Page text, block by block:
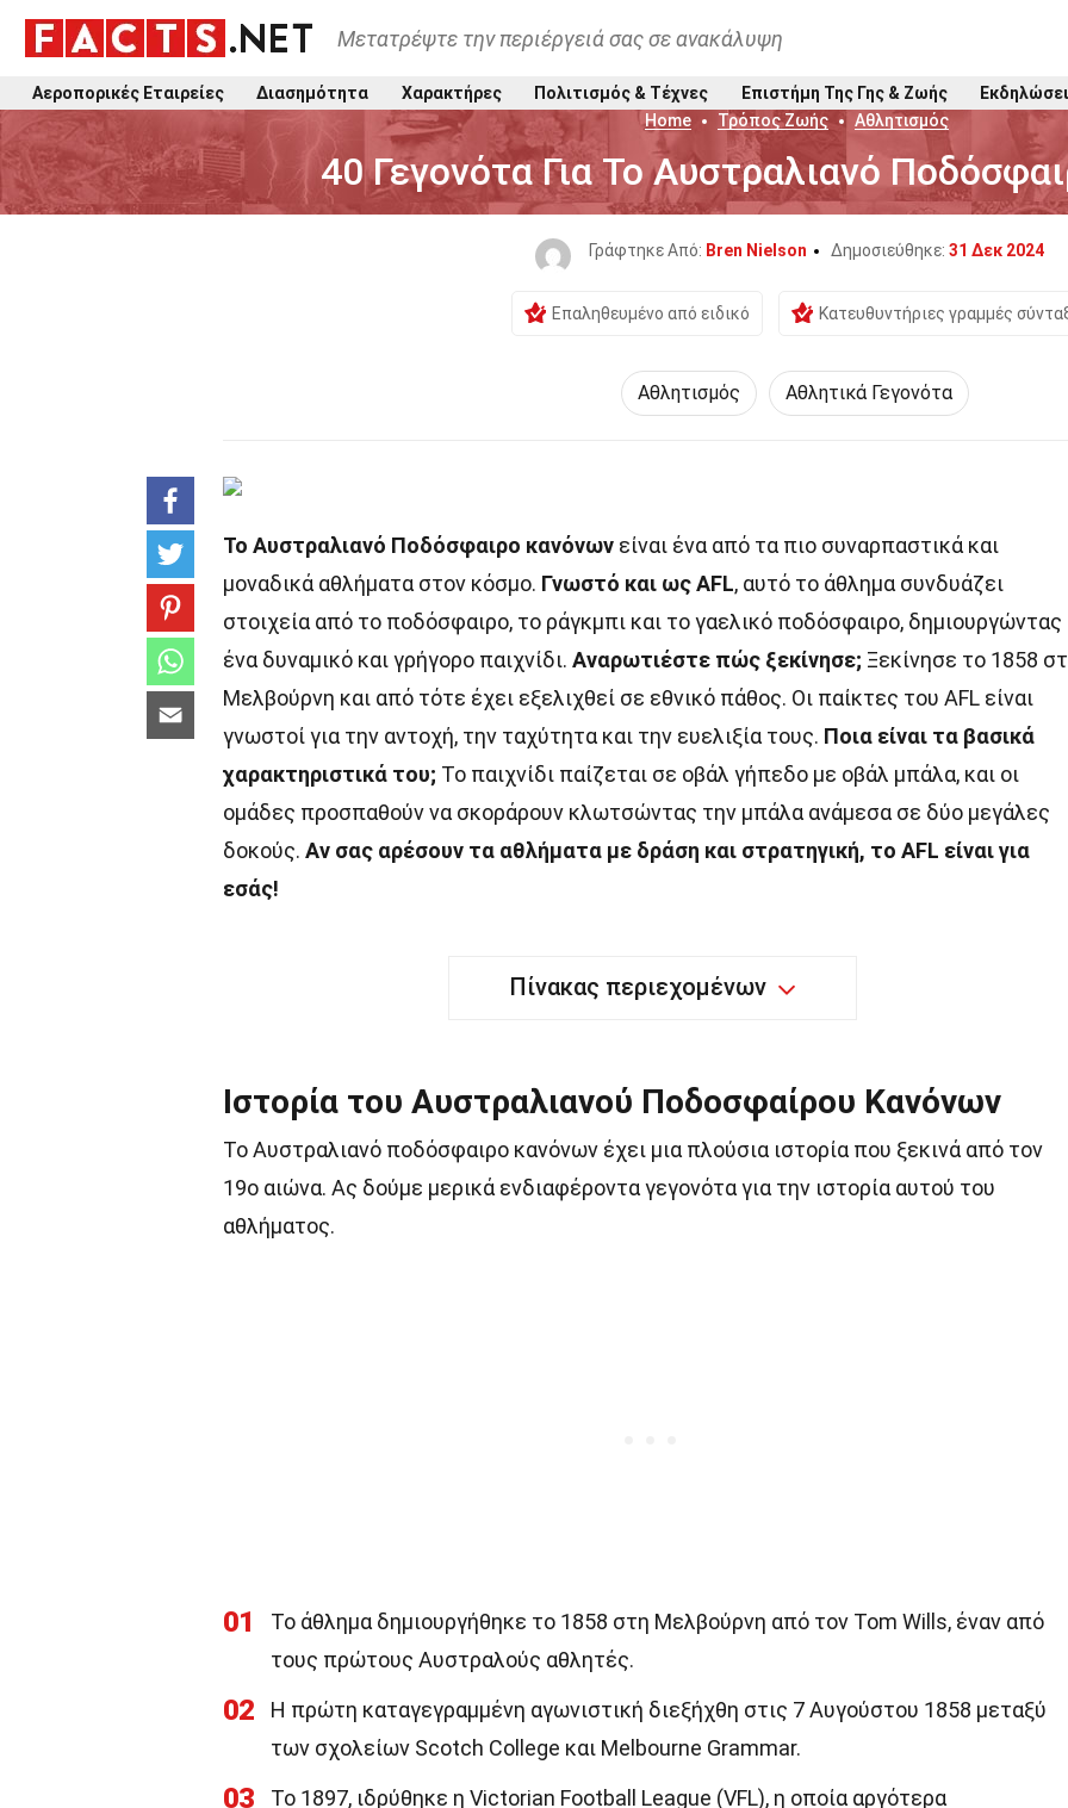
Μετατρέψτε την περιέργειά σας σε ανακάλυψη
Αεροπορικές Εταιρείες Διασημότητα Χαρακτήρες Πολιτισμός & Τέχνες Επιστήμη Της Γης & Ζωής
Home
Τρόπος Ζωής Αθλητισμός
40 Γεγονότα Για Το Αυστραλιανό
Γράφτηκε Από: Bren Nielson Δημοσιεύθηκε: 31 Δεκ 2024
Επαληθευμένο από ειδικό Κατευθυντήριες γραμμές
Αθλητισμός Αθλητικά Γεγονότα
Το Αυστραλιανό Ποδόσφαιρο κανόνων είναι ένα από τα πιο συναρπαστικά και
μοναδικά αθλήματα στον κόσμο. Γνωστό και ως AFL, αυτό το άθλημα συνδυάζει
στοιχεία από το ποδόσφαιρο, το ράγκμπι και το γαελικό ποδόσφαιρο, δημιουργώντας
ένα δυναμικό και γρήγορο παιχνίδι. Αναρωτιέστε πώς ξεκίνησε; Ξεκίνησε το 1858
Μελβούρνη και από τότε έχει εξελιχθεί σε εθνικό πάθος. Οι παίκτες του AFL είναι
γνωστοί για την αντοχή, την ταχύτητα και την ευελιξία τους. Ποια είναι τα βασικά
χαρακτηριστικά του; Το παιχνίδι παίζεται σε οβάλ γήπεδο με οβάλ μπάλα, και οι
ομάδες προσπαθούν να σκοράρουν κλωτσώντας την μπάλα ανάμεσα σε δύο μεγάλες
δοκούς. Αν σας αρέσουν τα αθλήματα με δράση και στρατηγική, το AFL είναι για
εσάς!
Πίνακας περιεχομένων
Ιστορία του Αυστραλιανού Ποδοσφαίρου Κανόνων
Το Αυστραλιανό ποδόσφαιρο κανόνων έχει μια πλούσια ιστορία που ξεκινά από τον
19ο αιώνα. Ας δούμε μερικά ενδιαφέροντα γεγονότα για την ιστορία αυτού του
αθλήματος.
01
Το άθλημα δημιουργήθηκε το 1858 στη Μελβούρνη από τον Tom Wills, έναν από
τους πρώτους Αυστραλούς αθλητές.
02
Η πρώτη καταγεγραμμένη αγωνιστική διεξήχθη στις 7 Αυγούστου 1858 μεταξύ
των σχολείων Scotch College και Melbourne Grammar.
03
Το 1897, ιδρύθηκε η Victorian Football League (VFL), η οποία αργότερα